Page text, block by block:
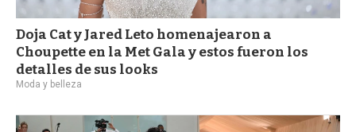
Doja Cat y Jared Leto homenajearon a
Choupette en la Met Gala y estos fueron los
detalles de sus looks
Moda y belleza